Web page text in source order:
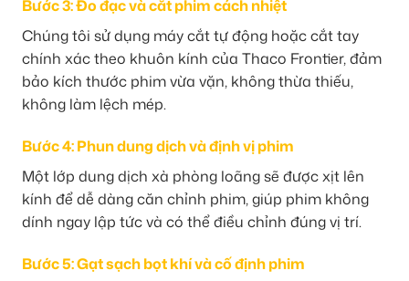
Bước 3: Đo đạc và cắt phim cách nhiệt
Chúng tôi sử dụng máy cắt tự động hoặc cắt tay
chính xác theo khuôn kính của Thaco Frontier, đảm
bảo kích thước phim vừa vặn, không thừa thiếu,
không làm lệch mép.
Bước 4: Phun dung dịch và định vị phim
Một lớp dung dịch xà phòng loãng sẽ được xịt lên
kính để dễ dàng căn chỉnh phim, giúp phim không
dính ngay lập tức và có thể điều chỉnh đúng vị trí.
Bước 5: Gạt sạch bọt khí và cố định phim